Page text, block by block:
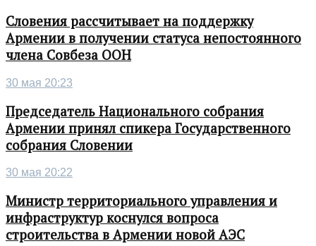
Словения рассчитывает на поддержку
Армении в получении статуса непостоянного
члена Совбеза ООН
30 мая 20:23
Председатель Национального собрания
Армении принял спикера Государственного
собрания Словении
30 мая 20:22
Министр территориального управления и
инфраструктур коснулся вопроса
строительства в Армении новой АЭС